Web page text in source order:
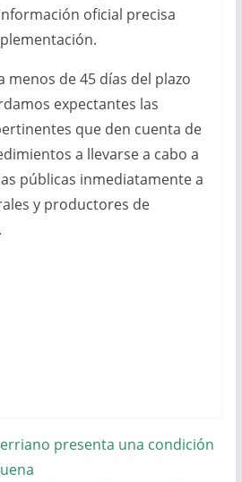
oficial precisa
menos de 45 días del plazo
expectantes las
que den cuenta de
a llevarse a cabo a
públicas inmediatamente a
y productores de
presenta una condición